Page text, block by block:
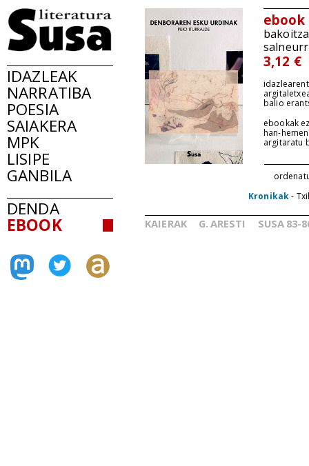
IDAZLEAK
NARRATIBA
POESIA
SAIAKERA
MPK
LISIPE
GANBILA
DENDA
EBOOK
ebook
3,12 €
balio
ebookak
han-
argitaratu
Kronikak-
KAIERAK G. ARESTI SUSA 83-